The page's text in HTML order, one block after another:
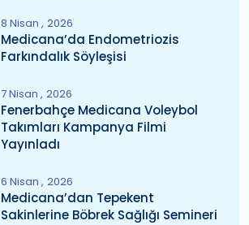
8 Nisan 2026
Medicana’da Endometriozis
Farkındalık Söyleşisi
7 Nisan 2026
Fenerbahçe Medicana Voleybol
Takımları Kampanya Filmi
Yayınladı
6 Nisan 2026
Medicana’dan Tepekent
Sakinlerine Böbrek Sağlığı Semineri